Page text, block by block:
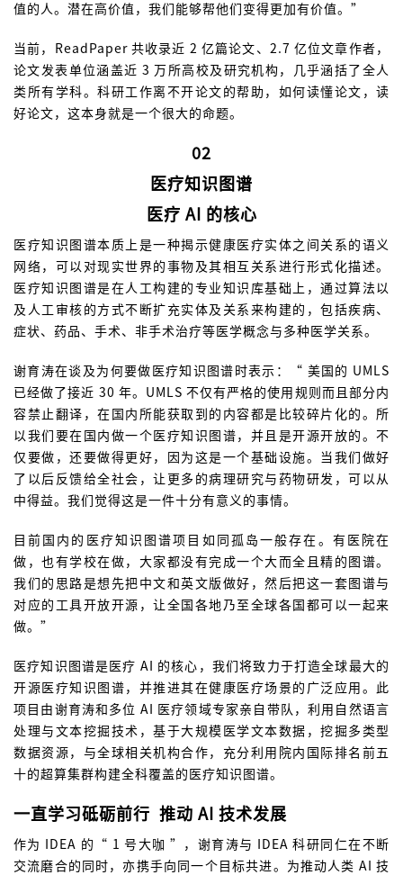
值的人。潜在高价值，我们能够帮他们变得更加有价值。”
当前，ReadPaper 共收录近 2 亿篇论文、2.7 亿位文章作者，
论文发表单位涵盖近 3 万所高校及研究机构，几乎涵括了全人
类所有学科。科研工作离不开论文的帮助，如何读懂论文，读
好论文，这本身就是一个很大的命题。
02
医疗知识图谱
医疗 AI 的核心
医疗知识图谱本质上是一种揭示健康医疗实体之间关系的语义
网络，可以对现实世界的事物及其相互关系进行形式化描述。
医疗知识图谱是在人工构建的专业知识库基础上，通过算法以
及人工审核的方式不断扩充实体及关系来构建的，包括疾病、
症状、药品、手术、非手术治疗等医学概念与多种医学关系。
谢育涛在谈及为何要做医疗知识图谱时表示：“ 美国的 UMLS
已经做了接近 30 年。UMLS 不仅有严格的使用规则而且部分内
容禁止翻译，在国内所能获取到的内容都是比较碎片化的。所
以我们要在国内做一个医疗知识图谱，并且是开源开放的。不
仅要做，还要做得更好，因为这是一个基础设施。当我们做好
了以后反馈给全社会，让更多的病理研究与药物研发，可以从
中得益。我们觉得这是一件十分有意义的事情。
目前国内的医疗知识图谱项目如同孤岛一般存在。有医院在
做，也有学校在做，大家都没有完成一个大而全且精的图谱。
我们的思路是想先把中文和英文版做好，然后把这一套图谱与
对应的工具开放开源，让全国各地乃至全球各国都可以一起来
做。”
医疗知识图谱是医疗 AI 的核心，我们将致力于打造全球最大的
开源医疗知识图谱，并推进其在健康医疗场景的广泛应用。此
项目由谢育涛和多位 AI 医疗领域专家亲自带队，利用自然语言
处理与文本挖掘技术，基于大规模医学文本数据，挖掘多类型
数据资源，与全球相关机构合作，充分利用院内国际排名前五
十的超算集群构建全科覆盖的医疗知识图谱。
一直学习砥砺前行 推动 AI 技术发展
作为 IDEA 的“ 1 号大咖 ”，谢育涛与 IDEA 科研同仁在不断
交流磨合的同时，亦携手向同一个目标共进。为推动人类 AI 技